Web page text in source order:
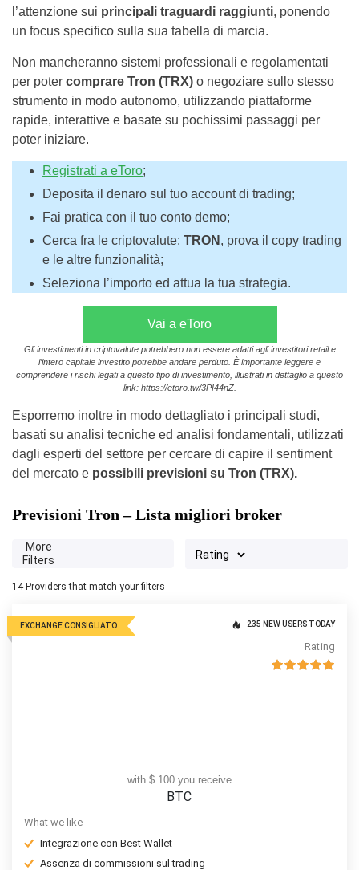
l’attenzione sui principali traguardi raggiunti, ponendo
un focus specifico sulla sua tabella di marcia.
Non mancheranno sistemi professionali e regolamentati
per poter comprare Tron (TRX) o negoziare sullo stesso
strumento in modo autonomo, utilizzando piattaforme
rapide, interattive e basate su pochissimi passaggi per
poter iniziare.
Registrati a eToro;
Deposita il denaro sul tuo account di trading;
Fai pratica con il tuo conto demo;
Cerca fra le criptovalute: TRON , prova il copy trading
e le altre funzionalità;
Seleziona l’importo ed attua la tua strategia.
Vai a eToro
Gli investimenti in criptovalute potrebbero non essere adatti agli investitori retail e
l’intero capitale investito potrebbe andare perduto. È importante leggere e
comprendere i rischi legati a questo tipo di investimento, illustrati in dettaglio a questo
link: https://etoro.tw/3PI44nZ.
Esporremo inoltre in modo dettagliato i principali studi,
basati su analisi tecniche ed analisi fondamentali, utilizzati
dagli esperti del settore per cercare di capire il sentiment
del mercato e possibili previsioni su Tron (TRX).
Previsioni Tron – Lista migliori broker
More
Filters
14 Providers that match your filters
EXCHANGE CONSIGLIATO 235 NEW USERS TODAY
Rating
with $ 100 you receive
BTC
What we like
Integrazione con Best Wallet
Assenza di commissioni sul trading